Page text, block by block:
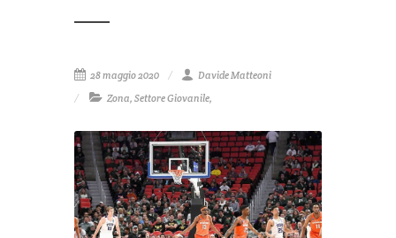
28 maggio 2020
Davide Matteoni
Zona, Settore Giovanile,